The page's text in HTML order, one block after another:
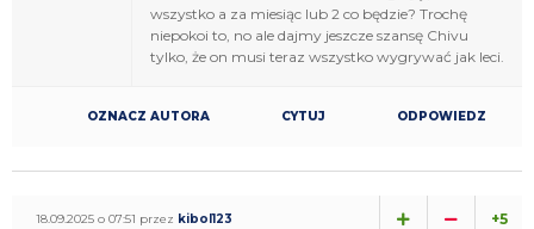
wszystko a za miesiąc lub 2 co będzie? Trochę
niepokoi to, no ale dajmy jeszcze szansę Chivu
tylko, że on musi teraz wszystko wygrywać jak leci.
OZNACZ AUTORA CYTUJ ODPOWIEDZ
18.09.2025 o 07:51 przez kibol123 +5